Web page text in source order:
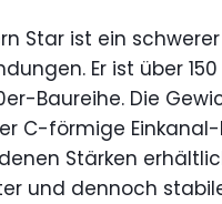
Star ist ein
Er ist über
Baureihe. Die
C-förmige
Stärken
und dennoch